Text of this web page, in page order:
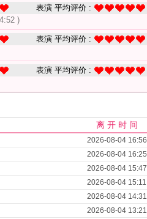
表演 平均评价 :
)
表演 平均评价 :
表演 平均评价 :
离 开 时 间
2026-08-04 16:56
2026-08-04 16:25
2026-08-04 15:47
2026-08-04 15:11
2026-08-04 14:31
2026-08-04 13:21